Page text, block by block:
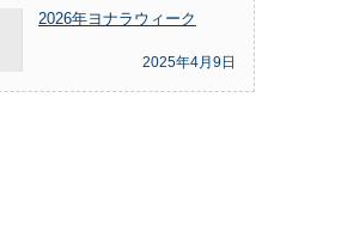
2026年ヨナラウィーク
2025年4月9日